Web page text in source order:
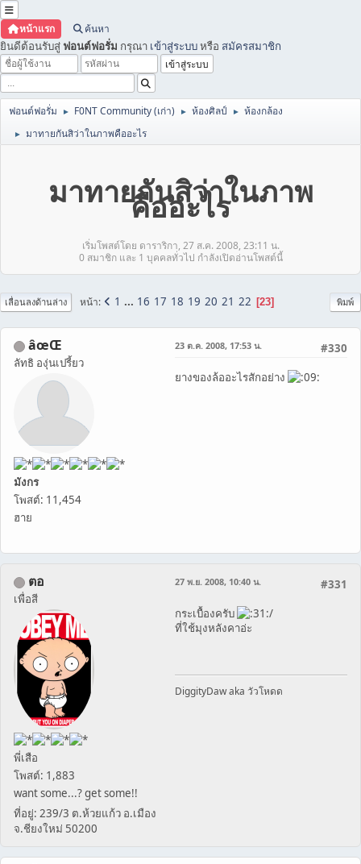
หน้าแรก ค้นหา
ยินดีต้อนรับสู่ ฟอนต์ฟอรั่ม กรุณา เข้าสู่ระบบหรือ สมัครสมาชิก
ฟอนต์ฟอรั่ม ► F0NT Community (เก่า) ► ห้องศิลป์ ► ห้องกล้อง
► มาทายกันสิว่าในภาพคืออะไร
มาทายกันสิว่าในภาพ
คืออะไร
เริ่มโพสต์โดย ดาราริกา, 27 ส.ค. 2008, 23:11 น.
0 สมาชิก และ 1 บุคคลทั่วไป กำลังเปิดอ่านโพสต์นี้
พิมพ์
เลื่อนลงด้านล่าง หน้า 1 ... 16 17 18 19 20 21 22 23
âœŒ
ลัทธิ องุ่นเปรี้ยว
มังกร
โพสต์: 11,454
ฮาย
#330
23 ต.ค. 2008, 17:53 น.
ยางของล้ออะไรสักอย่าง
ตอ
เพื่อสี
พี่เสือ
โพสต์: 1,883
want some...? get some!!
ที่อยู่: 239/3 ต.ห้วยแก้ว อ.เมือง
จ.ชียงใหม่ 50200
#331
27 พ.ย. 2008, 10:40 น.
กระเบื้องครับ
/
ที่ใช้มุงหลังคาอ่ะ
DiggityDaw aka วัวโหดด